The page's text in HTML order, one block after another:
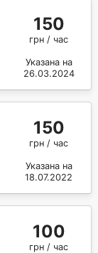
150
грн / час
Указана на
26.03.2024
150
грн / час
Указана на
18.07.2022
100
грн / час